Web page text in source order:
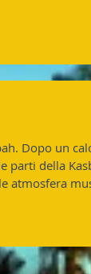
Dopo un
della
atmosfera